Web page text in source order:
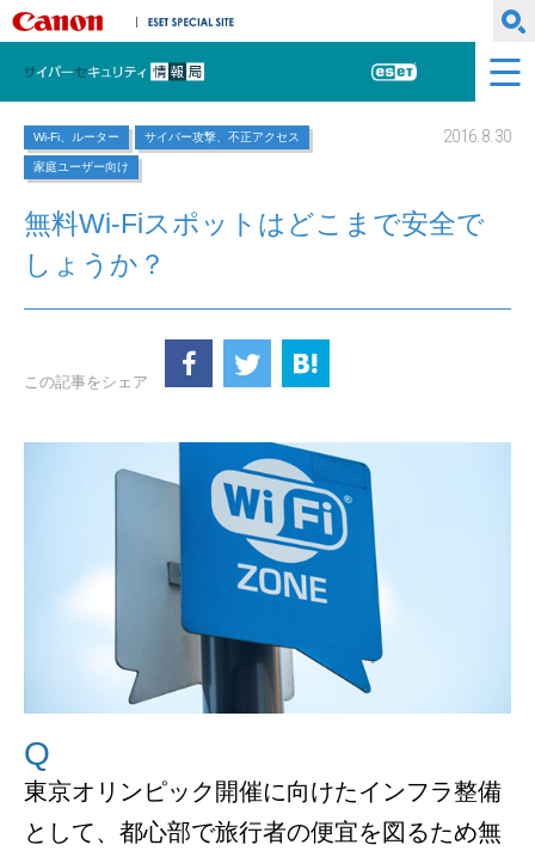
キヤノンマーケティングジャパン株式会社
サイバーセキュリティ情報局
ESET
Wi-Fi、ルーター サイバー攻撃、不正アクセス
家庭ユーザー向け
2016.8.30
無料Wi-Fiスポットはどこまで安全で
しょうか？
この記事をシェア
Q
東京オリンピック開催に向けたインフラ整備
として、都心部で旅行者の便宜を図るため無